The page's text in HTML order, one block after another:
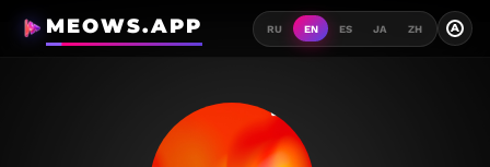
MEOWS.APP RU EN ES JA ZH A